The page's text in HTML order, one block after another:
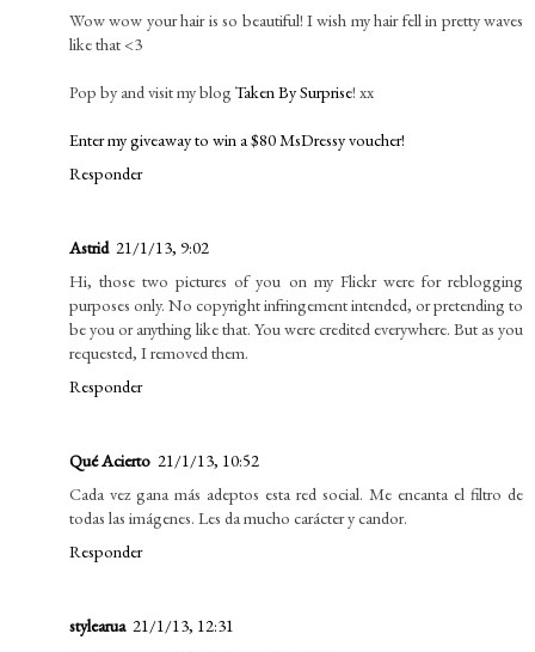
Wow wow your hair is so beautiful! I wish my hair fell in pretty waves
like that <3
Pop by and visit my blog Taken By Surprise! xx
Enter my giveaway to win a $80 MsDressy voucher!
Responder
Astrid 21/1/13, 9:02
Hi, those two pictures of you on my Flickr were for reblogging
purposes only. No copyright infringement intended, or pretending to
be you or anything like that. You were credited everywhere. But as you
requested, I removed them.
Responder
Qué Acierto 21/1/13, 10:52
Cada vez gana más adeptos esta red social. Me encanta el filtro de
todas las imágenes. Les da mucho carácter y candor.
Responder
stylearua 21/1/13, 12:31